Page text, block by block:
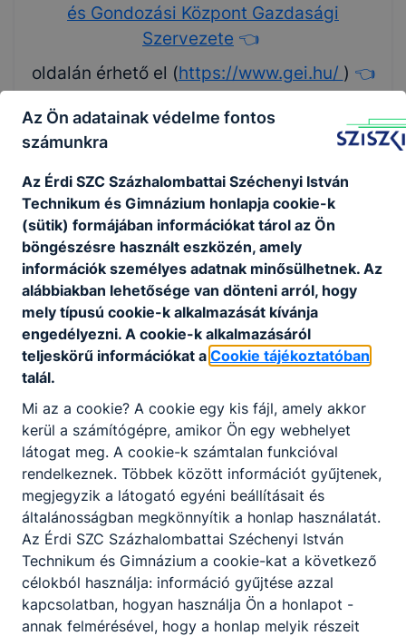
és Gondozási Központ Gazdasági
Szervezete 👈
oldalán érhető el (https://www.gei.hu/ ) 👈
🌭🍕🍟
🍟🍰🌭
🍕🍟🍰
étkezé
dással
olatos
tudniv
alók
regiszt
ráció
és
bejele
ntkezé
s
Az Ön adatainak védelme fontos
számunkra
Az Érdi SZC Százhalombattai Széchenyi István
Technikum és Gimnázium honlapja cookie-k
(sütik) formájában információkat tárol az Ön
böngészésre használt eszközén, amely
információk személyes adatnak minősülhetnek. Az
alábbiakban lehetősége van dönteni arról, hogy
mely típusú cookie-k alkalmazását kívánja
engedélyezni. A cookie-k alkalmazásáról
teljeskörű információkat a Cookie tájékoztatóban
talál.
Mi az a cookie? A cookie egy kis fájl, amely akkor
kerül a számítógépre, amikor Ön egy webhelyet
látogat meg. A cookie-k számtalan funkcióval
rendelkeznek. Többek között információt gyűjtenek,
megjegyzik a látogató egyéni beállításait és
általánosságban megkönnyítik a honlap használatát.
Az Érdi SZC Százhalombattai Széchenyi István
Technikum és Gimnázium a cookie-kat a következő
célokból használja: információ gyűjtése azzal
kapcsolatban, hogyan használja Ön a honlapot -
annak felmérésével, hogy a honlap melyik részeit